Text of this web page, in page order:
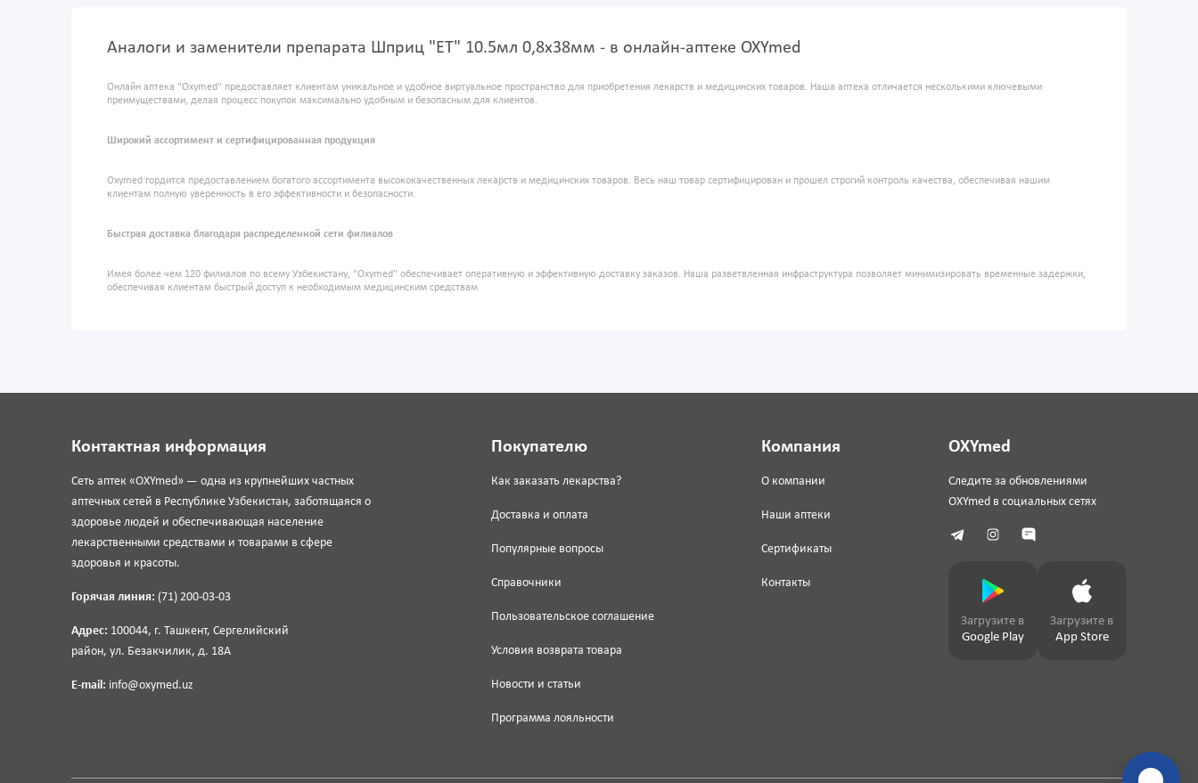
Аналоги и заменители препарата Шприц "ET" 10.5мл 0,8х38мм - в онлайн-аптеке OXYmed
Онлайн аптека "Oxymed" предоставляет клиентам уникальное и удобное виртуальное пространство для приобретения лекарств и медицинских товаров. Наша аптека отличается несколькими ключевыми
преимуществами, делая процесс покупок максимально удобным и безопасным для клиентов.
Широкий ассортимент и сертифицированная продукция
Oxymed гордится предоставлением богатого ассортимента высококачественных лекарств и медицинских товаров. Весь наш товар сертифицирован и прошел строгий контроль качества, обеспечивая нашим
клиентам полную уверенность в его эффективности и безопасности.
Быстрая доставка благодаря распределенной сети филиалов
Имея более чем 120 филиалов по всему Узбекистану, "Oxymed" обеспечивает оперативную и эффективную доставку заказов. Наша разветвленная инфраструктура позволяет минимизировать временные задержки,
обеспечивая клиентам быстрый доступ к необходимым медицинским средствам
Контактная информация
Сеть аптек «OXYmed» — одна из крупнейших частных
аптечных сетей в Республике Узбекистан, заботящаяся о
здоровье людей и обеспечивающая население
лекарственными средствами и товарами в сфере
здоровья и красоты.
Горячая линия: (71) 200-03-03
Адрес: 100044, г. Ташкент, Сергелийский
район, ул. Безакчилик, д. 18А
E-mail: info@oxymed.uz
Покупателю
Как заказать лекарства?
Доставка и оплата
Популярные вопросы
Справочники
Пользовательское соглашение
Условия возврата товара
Новости и статьи
Программа лояльности
Компания
О компании
Наши аптеки
Сертификаты
Контакты
OXYmed
Следите за обновлениями
OXYmed в социальных сетях
Загрузите в
Google Play
Загрузите в
App Store